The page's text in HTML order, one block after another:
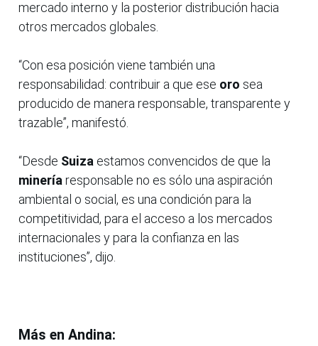
mercado interno y la posterior distribución hacia
otros mercados globales.
“Con esa posición viene también una
responsabilidad: contribuir a que ese oro sea
producido de manera responsable, transparente y
trazable”, manifestó.
“Desde Suiza estamos convencidos de que la
minería responsable no es sólo una aspiración
ambiental o social, es una condición para la
competitividad, para el acceso a los mercados
internacionales y para la confianza en las
instituciones”, dijo.
Más en Andina: